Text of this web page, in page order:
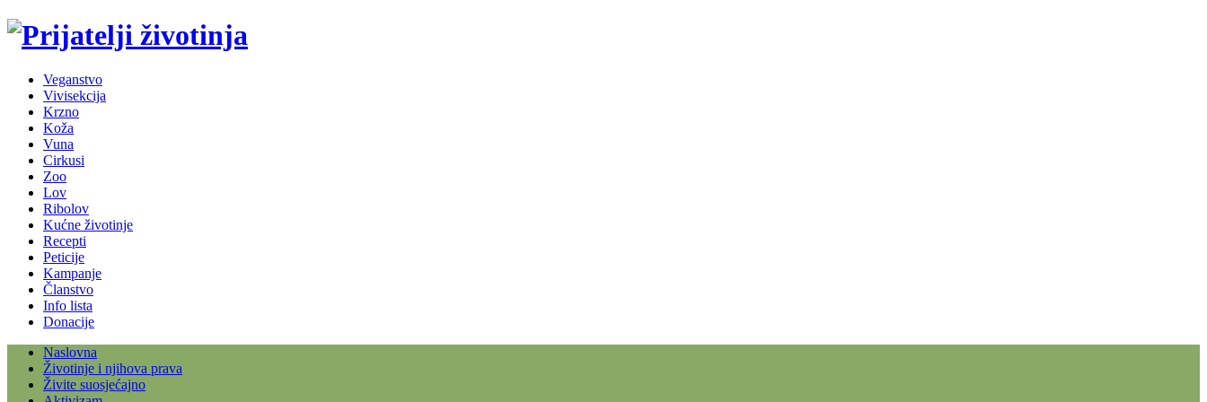
Veganstvo
Vivisekcija
Krzno
Koža
Vuna
Cirkusi
Zoo
Lov
Ribolov
Kućne životinje
Recepti
Peticije
Kampanje
Članstvo
Info lista
Donacije
Naslovna
Životinje i njihova prava
Živite suosjećajno